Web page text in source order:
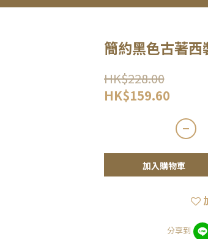
簡約黑色古著西
HK$228.00
HK$159.60
加入購物車
分享到